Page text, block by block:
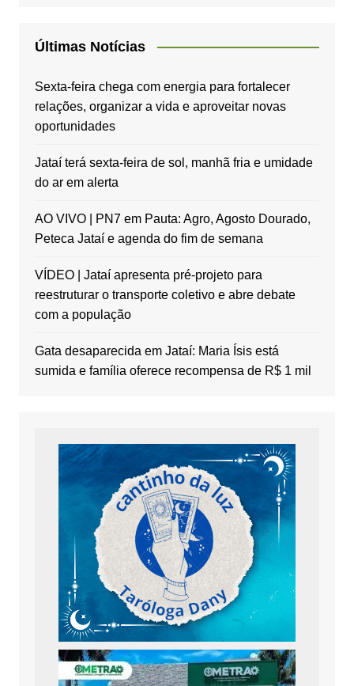
Últimas Notícias
Sexta-feira chega com energia para fortalecer
relações, organizar a vida e aproveitar novas
oportunidades
Jataí terá sexta-feira de sol, manhã fria e umidade
do ar em alerta
AO VIVO | PN7 em Pauta: Agro, Agosto Dourado,
Peteca Jataí e agenda do fim de semana
VÍDEO | Jataí apresenta pré-projeto para
reestruturar o transporte coletivo e abre debate
com a população
Gata desaparecida em Jataí: Maria Ísis está
sumida e família oferece recompensa de R$ 1 mil